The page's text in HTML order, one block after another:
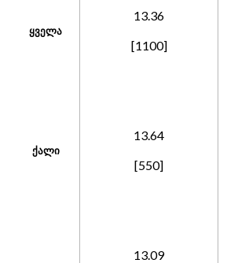
ყველა
13.36
[1100]
ქალი
13.64
[550]
13.09